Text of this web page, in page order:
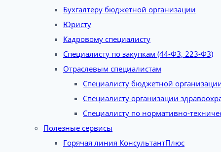
Бухгалтеру бюджетной организации
Юристу
Кадровому специалисту
Специалисту по закупкам (44-ФЗ, 223-ФЗ)
Отраслевым специалистам
Специалисту бюджетной
Специалисту организации
Специалисту по нормативно-
Полезные сервисы
Горячая линия КонсультантПлюс